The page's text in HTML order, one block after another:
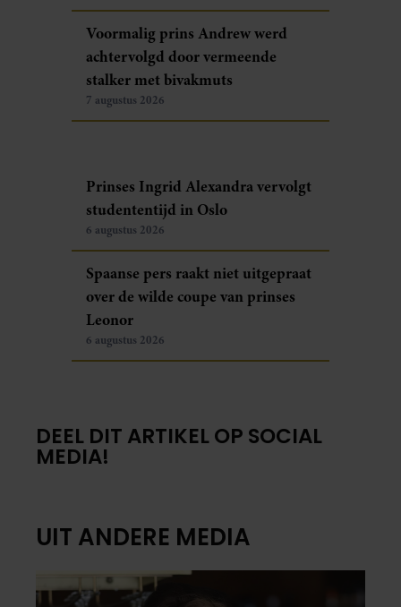
Voormalig prins Andrew werd
achtervolgd door vermeende
stalker met bivakmuts
7 augustus 2026
Prinses Ingrid Alexandra vervolgt
studententijd in Oslo
6 augustus 2026
Spaanse pers raakt niet uitgepraat
over de wilde coupe van prinses
Leonor
6 augustus 2026
DEEL DIT ARTIKEL OP SOCIAL
MEDIA!
UIT ANDERE MEDIA